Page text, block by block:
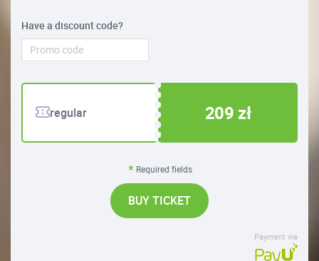
Have a discount code?
regular 209 zł
Required fields
BUY TICKET
Payment via